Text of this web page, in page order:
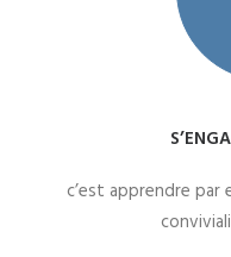
c’est apprendre par